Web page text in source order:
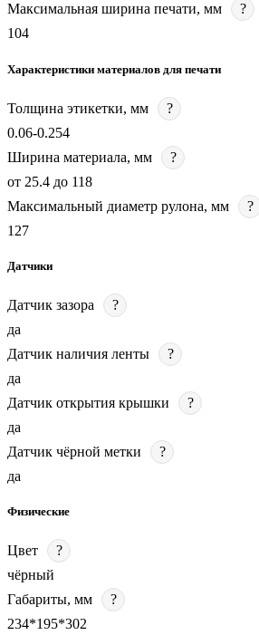
Максимальная ширина печати, мм
?
104
Характеристики материалов для печати
Толщина этикетки, мм
?
0.06-0.254
Ширина материала, мм
?
от 25.4 до 118
Максимальный диаметр рулона, мм
?
127
Датчики
Датчик зазора
?
да
Датчик наличия ленты
?
да
Датчик открытия крышки
?
да
Датчик чёрной метки
?
да
Физические
Цвет
?
чёрный
Габариты, мм
?
234*195*302